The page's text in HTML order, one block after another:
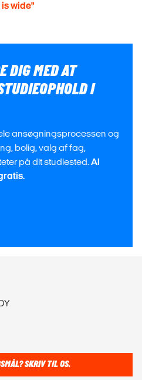
is wide"
DIG MED AT
I
ansøgningsprocessen og
bolig, valg af fag,
på dit studiested.Al
SKRIV TIL OS.